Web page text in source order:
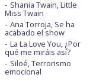
Shania Twain, Little
Miss Twain
Ana Torroja, Se ha
acabado el show
La La Love You, ¿Por
qué me miráis así?
Siloé, Terrorismo
emocional